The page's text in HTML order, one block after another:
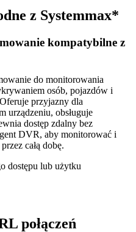
z Systemmax*
kompatybilne z
do monitorowania
osób, pojazdów i
przyjazny dla
urządzeniu, obsługuje
dostęp zdalny bez
DVR, aby monitorować i
całą dobę.
dostępu lub użytku
połączeń